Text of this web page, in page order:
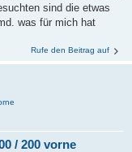
sind die etwas
was für mich hat
Rufe den Beitrag auf
/ 200 vorne